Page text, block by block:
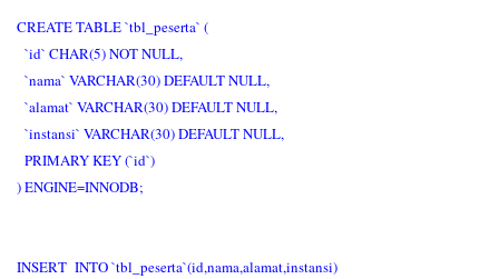
CREATE TABLE `tbl_peserta` (
`id` CHAR(5) NOT NULL,
`nama` VARCHAR(30) DEFAULT NULL,
`alamat` VARCHAR(30) DEFAULT NULL,
`instansi` VARCHAR(30) DEFAULT NULL,
PRIMARY KEY (`id`)
) ENGINE=INNODB;
INSERT INTO `tbl_peserta`(id,nama,alamat,instansi)